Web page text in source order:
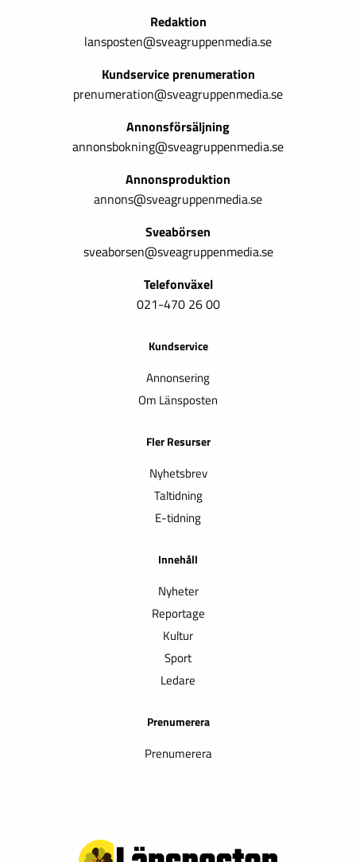
Redaktion
lansposten@sveagruppenmedia.se
Kundservice prenumeration
prenumeration@sveagruppenmedia.se
Annonsförsäljning
annonsbokning@sveagruppenmedia.se
Annonsproduktion
annons@sveagruppenmedia.se
Sveabörsen
sveaborsen@sveagruppenmedia.se
Telefonväxel
021-470 26 00
Kundservice
Annonsering
Om Länsposten
Fler Resurser
Nyhetsbrev
Taltidning
E-tidning
Innehåll
Nyheter
Reportage
Kultur
Sport
Ledare
Prenumerera
Prenumerera